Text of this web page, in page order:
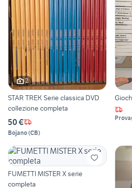
2
STAR TREK Serie classica DVD
collezione completa
50 €
Bojano(CB)
FUMETTI MISTER X serie
completa